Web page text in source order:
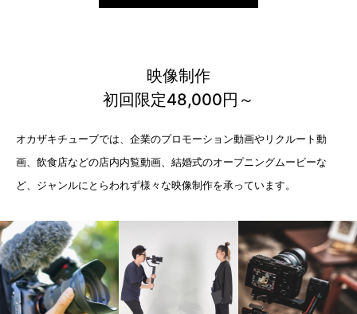
映像制作
初回限定48,000円～
オカザキチューブでは、企業のプロモーション動画やリクルート動
画、飲食店などの店内内覧動画、結婚式のオープニングムービーな
ど、ジャンルにとらわれず様々な映像制作を承っています。